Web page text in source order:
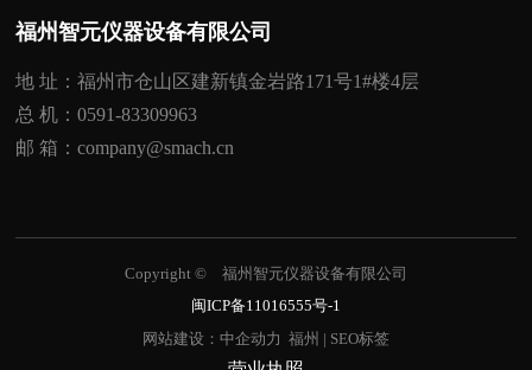
福州智元仪器设备有限公司
地 址：福州市仓山区建新镇金岩路171号1#楼4层
总 机：0591-83309963
邮 箱：company@smach.cn
Copyright © 福州智元仪器设备有限公司
闽ICP备11016555号-1
网站建设： 中企动力 福州 | SEO标签